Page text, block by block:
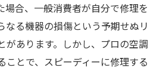
場合、一般消費者が自分で修理を
なる機器の損傷という予期せぬリ
があります。しかし、プロの空調
ことで、スピーディーに修理する